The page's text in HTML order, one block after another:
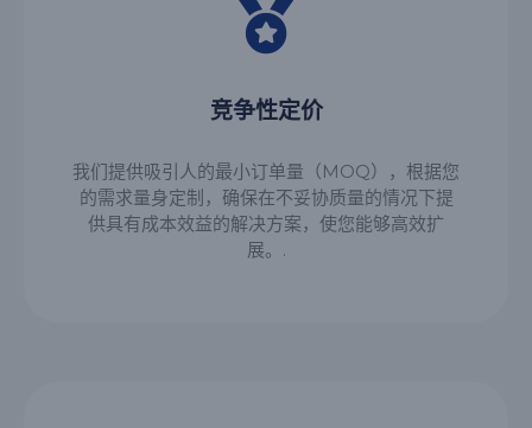
竞争性定价
我们提供吸引人的最小订单量（MOQ），根据您
的需求量身定制，确保在不妥协质量的情况下提
供具有成本效益的解决方案，使您能够高效扩
展。.